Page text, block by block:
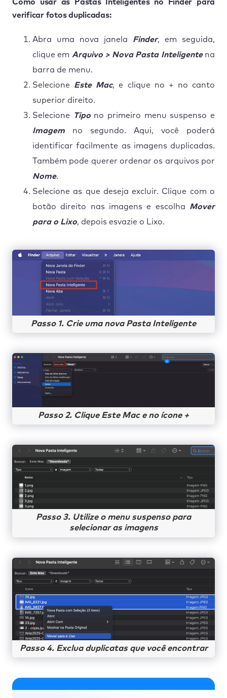
Como usar as Pastas Inteligentes no Finder para
verificar fotos duplicadas:
Abra uma nova janela Finder, em seguida,
clique em Arquivo > Nova Pasta Inteligentena
barra de menu.
Selecione Este Mac, e clique no + no canto
superior direito.
Selecione
Tipono primeiro menu suspenso e
Imagem no segundo. Aqui, você poderá
identificar facilmente as imagens duplicadas.
Também pode querer ordenar os arquivos por
Nome.
Selecione as que deseja excluir. Clique com o
botão direito nas imagens e escolha Mover
para o Lixo, depois esvazie o Lixo.
Passo 1. Crie uma nova Pasta Inteligente
Passo 2. Clique Este Mac e no ícone +
Passo 3. Utilize o menu suspenso para
selecionar as imagens
Passo 4. Exclua duplicatas que você encontrar